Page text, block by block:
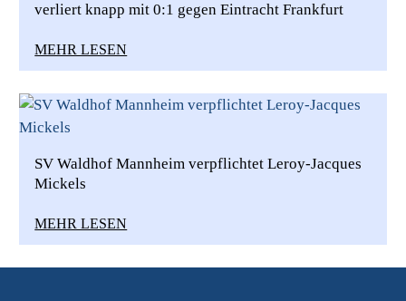
verliert knapp mit 0:1 gegen Eintracht Frankfurt
MEHR LESEN
SV Waldhof Mannheim verpflichtet Leroy-Jacques
Mickels
MEHR LESEN